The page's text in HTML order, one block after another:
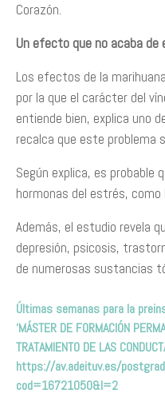
Corazón.
Un efecto que no acaba de
Los efectos de la
por la que el carácter del
entiende bien, explica uno
recalca que este problema
Según explica, es
hormonas del estrés,
Además, el estudio revela
depresión, psicosis,
de numerosas sustancias
Últimas semanas para la
‘MÁSTER DE FORMACIÓN
TRATAMIENTO DE LAS
https://av.adeituv.es/
cod=16721050&l=2